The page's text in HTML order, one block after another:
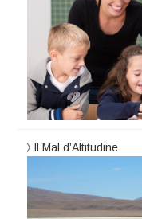
Il Mal d’Altitudine